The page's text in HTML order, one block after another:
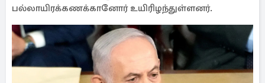
பல்லாயிரக்கணக்கானோர் உயிரிழந்துள்ளனர்.